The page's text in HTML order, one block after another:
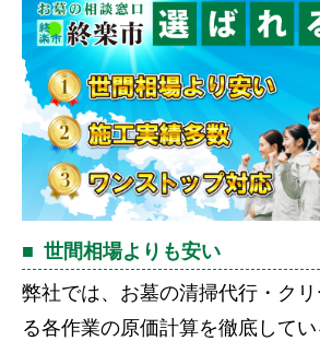
世間相場よりも安い
弊社では、お墓の清掃代行・ク
る各作業の原価計算を徹底して